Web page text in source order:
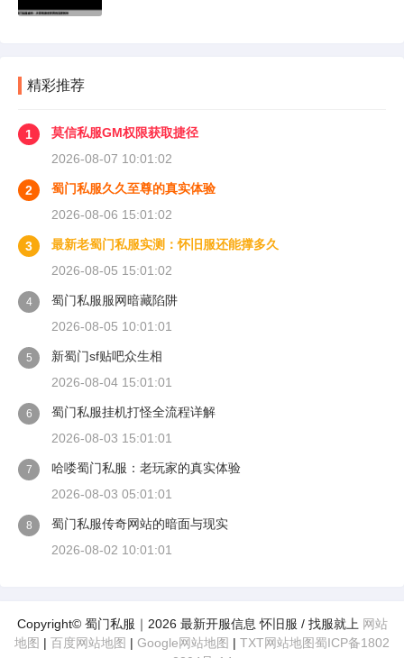
精彩推荐
1
莫信私服GM权限获取捷径
2026-08-07 10:01:02
2
蜀门私服久久至尊的真实体验
2026-08-06 15:01:02
3
最新老蜀门私服实测：怀旧服还能撑多久
2026-08-05 15:01:02
4
蜀门私服服网暗藏陷阱
2026-08-05 10:01:01
5
新蜀门sf贴吧众生相
2026-08-04 15:01:01
6
蜀门私服挂机打怪全流程详解
2026-08-03 15:01:01
7
哈喽蜀门私服：老玩家的真实体验
2026-08-03 05:01:01
8
蜀门私服传奇网站的暗面与现实
2026-08-02 10:01:01
Copyright© 蜀门私服｜2026 最新开服信息 怀旧服 / 找服就上 网站
地图 | 百度网站地图 | Google网站地图 | TXT网站地图蜀ICP备1802